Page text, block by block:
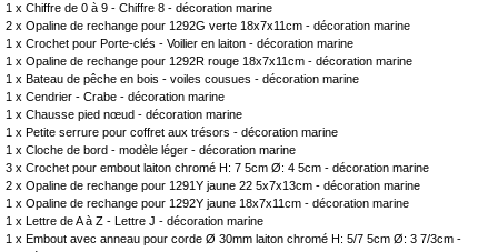
1 x Chiffre de 0 à 9 - Chiffre 8 - décoration marine
2 x Opaline de rechange pour 1292G verte 18x7x11cm - décoration marine
1 x Crochet pour Porte-clés - Voilier en laiton - décoration marine
1 x Opaline de rechange pour 1292R rouge 18x7x11cm - décoration marine
1 x Bateau de pêche en bois - voiles cousues - décoration marine
1 x Cendrier - Crabe - décoration marine
1 x Chausse pied nœud - décoration marine
1 x Petite serrure pour coffret aux trésors - décoration marine
1 x Cloche de bord - modèle léger - décoration marine
3 x Crochet pour embout laiton chromé H: 7 5cm Ø: 4 5cm - décoration marine
2 x Opaline de rechange pour 1291Y jaune 22 5x7x13cm - décoration marine
1 x Opaline de rechange pour 1292Y jaune 18x7x11cm - décoration marine
1 x
Lettre de A à Z - Lettre J - décoration marine
1 x Embout avec anneau pour corde Ø 30mm laiton chromé H: 5/7 5cm Ø: 3 7/3cm -